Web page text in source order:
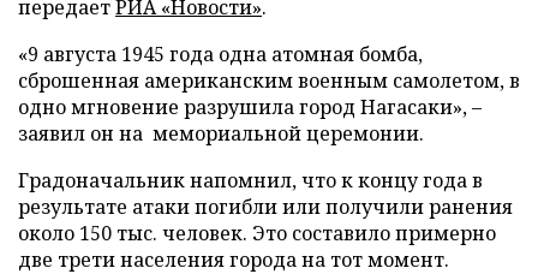
передаетРИА «Новости».
«9 августа 1945 года одна атомная бомба,
сброшенная американским военным самолетом, в
одно мгновение разрушила город Нагасаки», –
заявил он на мемориальной церемонии.
Градоначальник напомнил, что к концу года в
результате атаки погибли или получили ранения
около 150 тыс. человек. Это составило примерно
две трети населения города на тот момент.